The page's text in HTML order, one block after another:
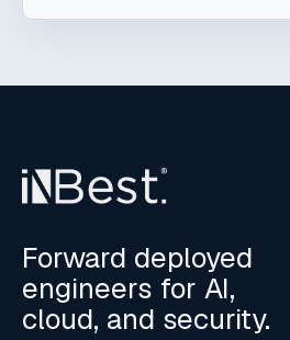
Forward deployed
engineers for AI,
cloud, and security.